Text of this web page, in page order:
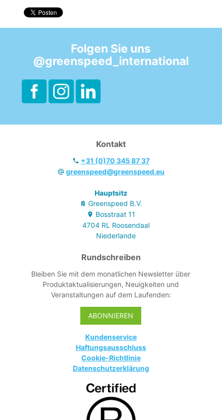
Folgen Sie uns
@greenspeed_international
Kontakt
+31 (0)70 345 87 37
greenspeed@greenspeed.eu
Hauptsitz
Greenspeed B.V.
Bosstraat 11
4704 RL Roosendaal
Niederlande
Rundschreiben
Bleiben Sie mit dem monatlichen Newsletter über
Produktaktualisierungen, Neuigkeiten und
Veranstaltungen auf dem Laufenden:
ABONNIEREN
Kundenservice
Haftungsausschluss
Cookie-Richtlinie
Datenschutzerklärung